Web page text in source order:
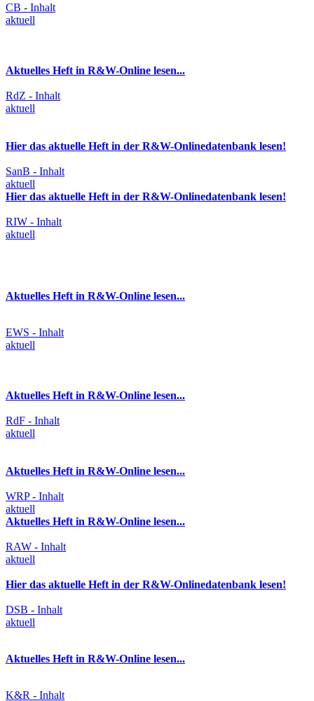
CB - Inhalt
aktuell
Aktuelles Heft in R&W-Online lesen...
RdZ - Inhalt
aktuell
Hier das aktuelle Heft in der R&W-Onlinedatenbank lesen!
SanB - Inhalt
aktuell
Hier das aktuelle Heft in der R&W-Onlinedatenbank lesen!
RIW - Inhalt
aktuell
Aktuelles Heft in R&W-Online lesen...
EWS - Inhalt
aktuell
Aktuelles Heft in R&W-Online lesen...
RdF - Inhalt
aktuell
Aktuelles Heft in R&W-Online lesen...
WRP - Inhalt
aktuell
Aktuelles Heft in R&W-Online lesen...
RAW - Inhalt
aktuell
Hier das aktuelle Heft in der R&W-Onlinedatenbank lesen!
DSB - Inhalt
aktuell
Aktuelles Heft in R&W-Online lesen...
K&R - Inhalt